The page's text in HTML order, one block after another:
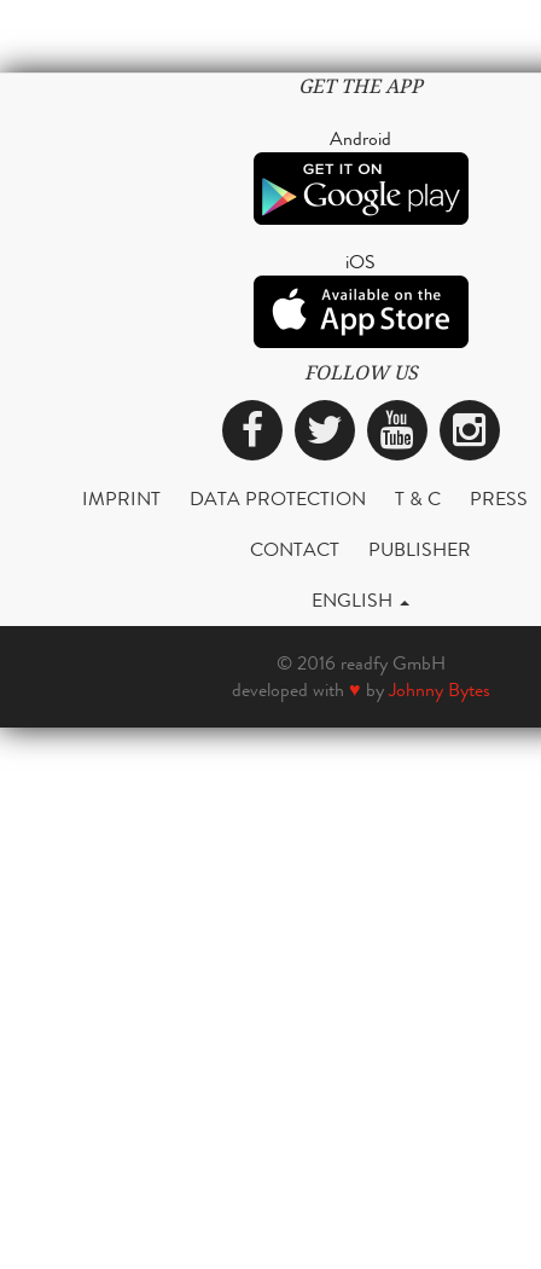
GET THE APP
Android
iOS
FOLLOW US
Facebook
Twitter
IMPRINT DATA PROTECTION T & C
PRESS
CONTACT
PUBLISHER
ENGLISH
© 2016 readfy GmbH
developed with ♥ byJohnny Bytes